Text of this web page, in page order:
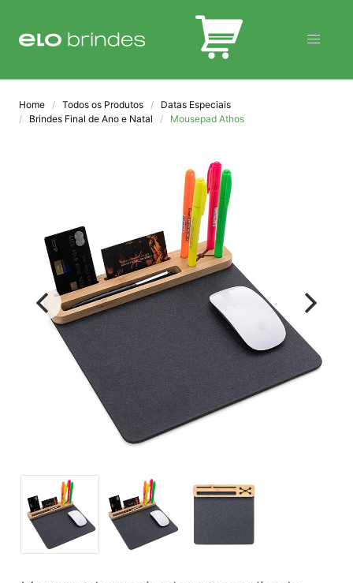
BLOG
Home Todos os Produtos
Datas Especiais
Brindes Final de Ano e Natal
Mousepad Athos